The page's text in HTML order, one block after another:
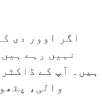
اگر اوور دی
نہیں رہے
ہیں۔ آپ کے
والی،